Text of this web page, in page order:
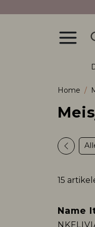
Home
15
Nieuw
Name